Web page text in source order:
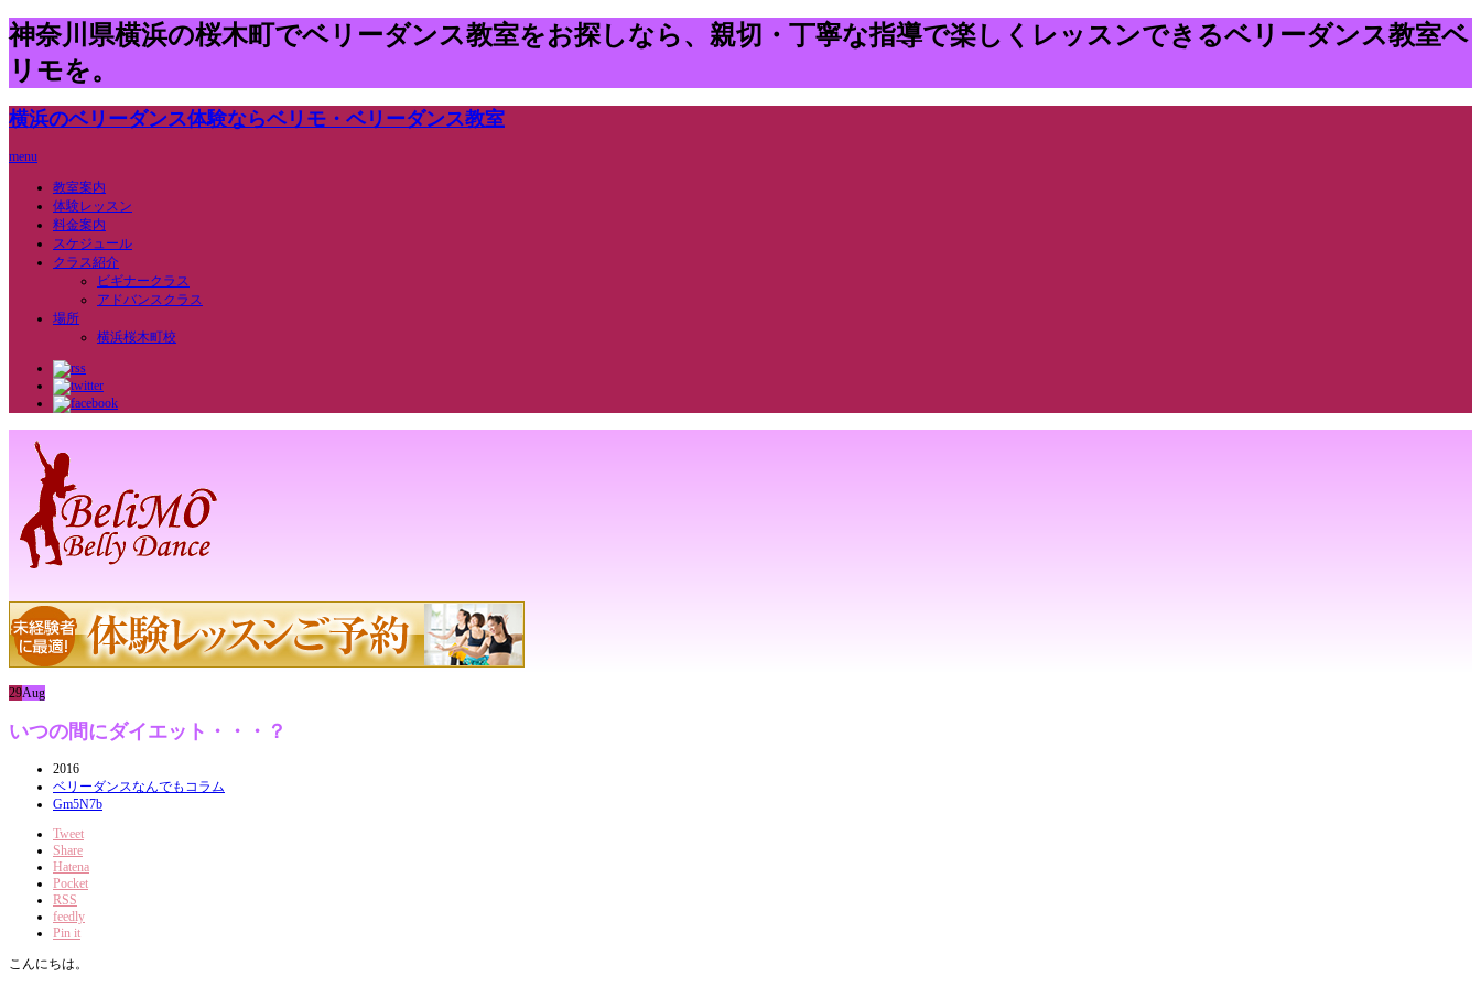
神奈川県横浜の桜木町でベリーダンス教室をお探しなら、親切・丁寧な指導で楽しくレッスンできるベリーダンス教室ベ
リモを。
横浜のベリーダンス体験ならベリモ・ベリーダンス教室
menu
教室案内
体験レッスン
料金案内
スケジュール
クラス紹介
ビギナークラス
アドバンスクラス
場所
横浜桜木町校
29Aug
いつの間にダイエット・・・？
2016
ベリーダンスなんでもコラム
Gm5N7b
Tweet
Share
Hatena
Pocket
RSS
feedly
Pin it
こんにちは。